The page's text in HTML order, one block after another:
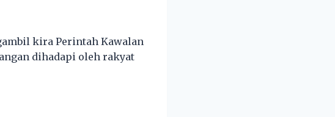
kira Perintah Kawalan
dihadapi oleh rakyat